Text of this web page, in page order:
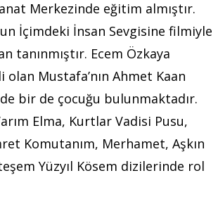
Merkezinde eğitim almıştır.
İçimdeki İnsan Sevgisine filmiyle
tanınmıştır. Ecem Özkaya
olan Mustafa’nın Ahmet Kaan
bir de çocuğu bulunmaktadır.
Elma, Kurtlar Vadisi Pusu,
Komutanım, Merhamet, Aşkın
Yüzyıl Kösem dizilerinde rol